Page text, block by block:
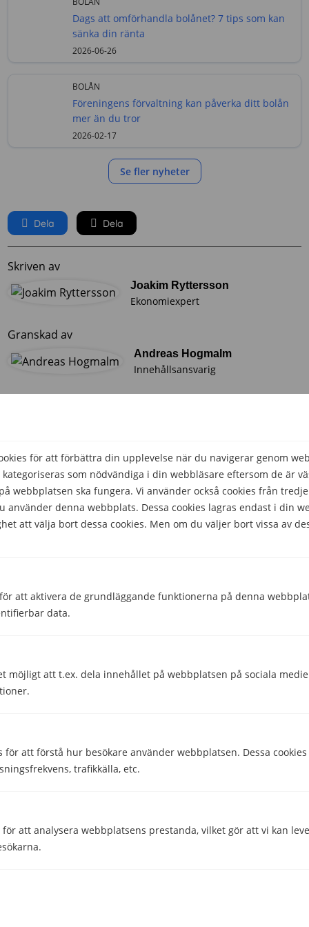
för att förbättra din upplevelse när du navigerar genom
kategoriseras som nödvändiga i din webbläsare eftersom de är
webbplatsen ska fungera. Vi använder också cookies från
använder denna webbplats. Dessa cookies lagras endast i din
att välja bort dessa cookies. Men om du väljer bort vissa av
att aktivera de grundläggande funktionerna på denna
data.
möjligt att t.ex. dela innehållet på webbplatsen på sociala
för att förstå hur besökare använder webbplatsen. Dessa
trafikkälla, etc.
för att analysera webbplatsens prestanda, vilket gör att vi kan
Dags att omförhandla bolånet? 7 tips som kan
sänka din ränta
2026-06-26
BOLÅN
Föreningens förvaltning kan påverka ditt bolån
mer än du tror
2026-02-17
Se fler nyheter
Dela Dela
Skriven av
Joakim Ryttersson
Ekonomiexpert
Granskad av
Andreas Hogmalm
Innehållsansvarig
Hjälpte den här informationen dig?
442 30 Kungälv
Org nr: 559122-2780